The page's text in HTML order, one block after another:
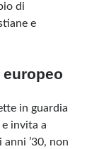
di
e
in guardia
invita a
’30, non